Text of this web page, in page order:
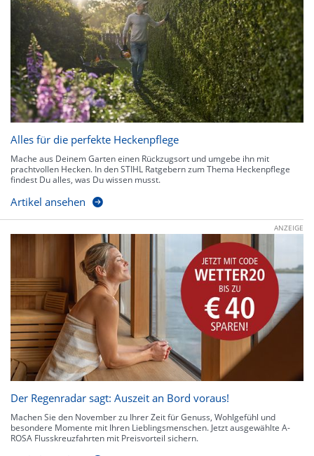
Alles für die perfekte Heckenpflege
Mache aus Deinem Garten einen Rückzugsort und umgebe ihn mit
prachtvollen Hecken. In den STIHL Ratgebern zum Thema Heckenpflege
findest Du alles, was Du wissen musst.
Artikel ansehen
ANZEIGE
Der Regenradar sagt: Auszeit an Bord voraus!
Machen Sie den November zu Ihrer Zeit für Genuss, Wohlgefühl und
besondere Momente mit Ihren Lieblingsmenschen. Jetzt ausgewählte A-
ROSA Flusskreuzfahrten mit Preisvorteil sichern.